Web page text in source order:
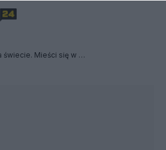
Oto najpiękniejszy dom na świecie. Mieści się w południowej Polsce